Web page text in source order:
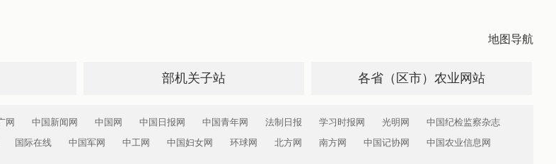
地图导航
部机关子站 各省（区市）农业网站
网 中国新闻网 中国网 中国日报网 中国青年网 法制日报 学习时报网 光明网
中国纪检监察杂志
国际在线 中国军网 中工网 中国妇女网 环球网 北方网 南方网 中国记协网
中国农业信息网